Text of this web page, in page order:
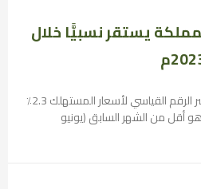
يستقر نسبيًّا خلال
الهيئة العامة للإحصاء بلغ مؤشر الرقم القياسي لأسعار المستهلك 2.3٪
لعام 2023م، وهو أقل من الشهر السابق (يونيو